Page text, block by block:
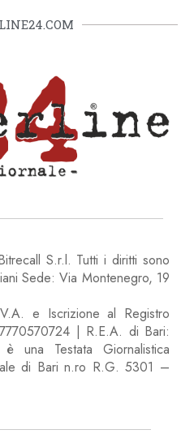
S.r.l. Tutti i diritti sono
Sede: Via Montenegro, 19
e Iscrizione al Registro
| R.E.A. di Bari:
una Testata Giornalistica
di Bari n.ro R.G. 5301 –